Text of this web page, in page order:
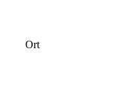
Ort